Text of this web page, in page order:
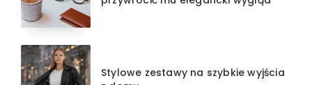
Stylowe zestawy na szybkie wyjścia